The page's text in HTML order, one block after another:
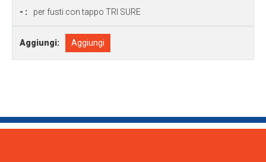
- : per fusti con tappo TRI SURE
Aggiungi: Aggiungi